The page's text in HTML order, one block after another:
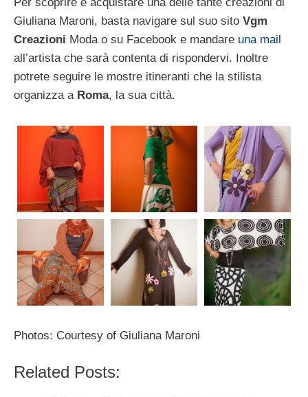
Giuliana Maroni, basta navigare sul suo sito Vgm
Creazioni Moda o su Facebook e mandare una mail
all’artista che sarà contenta di rispondervi. Inoltre
potrete seguire le mostre itineranti che la stilista
organizza a Roma, la sua città.
Photos: Courtesy of Giuliana Maroni
Related Posts: